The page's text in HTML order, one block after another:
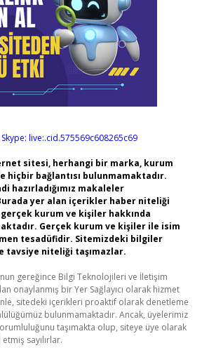
Skype: live:.cid.575569c608265c69
sitesi, herhangi bir marka, kurum
hiçbir bağlantısı bulunmamaktadır.
hazırladığımız makaleler
yer alan içerikler haber niteliği
kurum ve kişiler hakkında
Gerçek kurum ve kişiler ile isim
tesadüfidir. Sitemizdeki bilgiler
tavsiye niteliği taşımazlar.
gereğince Bilgi Teknolojileri ve İletişim
onaylanmış bir Yer Sağlayıcı olarak hizmet
sitedeki içerikleri proaktif olarak denetleme
bulunmamaktadır. Ancak, üyelerimiz
taşımakta olup, siteye üye olarak
sayılırlar.